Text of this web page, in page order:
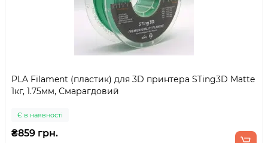
PLA Filament (пластик) для 3D принтера STing3D Matte
1кг, 1.75мм, Смарагдовий
Є в наявності
₴859 грн.